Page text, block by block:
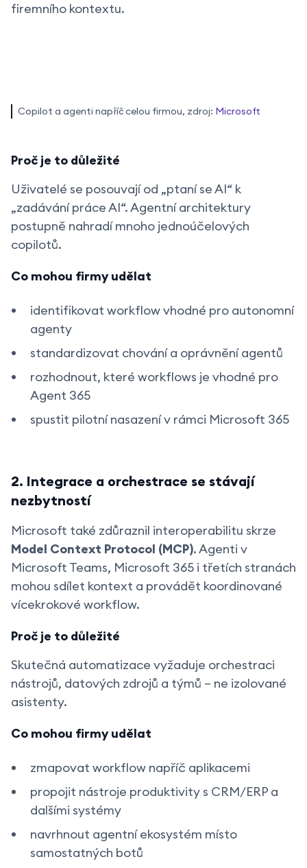
firemního kontextu.
Copilot a agenti napříč celou firmou, zdroj: Microsoft
Proč je to důležité
Uživatelé se posouvají od „ptaní se AI“ k
„zadávání práce AI“. Agentní architektury
postupně nahradí mnoho jednoúčelových
copilotů.
Co mohou firmy udělat
identifikovat workflow vhodné pro autonomní
agenty
standardizovat chování a oprávnění agentů
rozhodnout, které workflows je vhodné pro
Agent 365
spustit pilotní nasazení v rámci Microsoft 365
2. Integrace a orchestrace se stávají
nezbytností
Microsoft také zdůraznil interoperabilitu skrze
Model Context Protocol (MCP). Agenti v
Microsoft Teams, Microsoft 365 i třetích stranách
mohou sdílet kontext a provádět koordinované
vícekrokové workflow.
Proč je to důležité
Skutečná automatizace vyžaduje orchestraci
nástrojů, datových zdrojů a týmů – ne izolované
asistenty.
Co mohou firmy udělat
zmapovat workflow napříč aplikacemi
propojit nástroje produktivity s CRM/ERP a
dalšími systémy
navrhnout agentní ekosystém místo
samostatných botů